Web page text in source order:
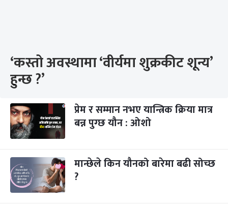
‘कस्तो अवस्थामा ‘वीर्यमा शुक्रकीट शून्य’
हुन्छ ?’
प्रेम र सम्मान नभए यान्त्रिक क्रिया मात्र
बन्न पुग्छ यौन : ओशो
मान्छेले किन यौनको बारेमा बढी सोच्छ
?